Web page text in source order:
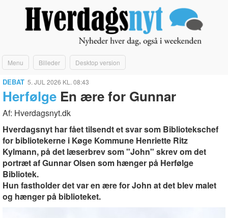
Menu Billeder Desktop version
DEBAT 5. JUL 2026 KL. 08:43
Herfølge En ære for Gunnar
Af: Hverdagsnyt.dk
Hverdagsnyt har fået tilsendt et svar som Bibliotekschef
for bibliotekerne i Køge Kommune Henriette Ritz
Kylmann, på det læserbrev som "John" skrev om det
portræt af Gunnar Olsen som hænger på Herfølge
Bibliotek.
Hun fastholder det var en ære for John at det blev malet
og hænger på biblioteket.